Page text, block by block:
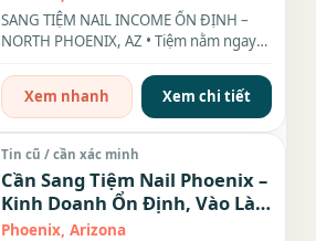
SANG TIỆM NAIL INCOME ỔN ĐỊNH –
NORTH PHOENIX, AZ • Tiệm nằm ngay
Xem nhanh
Xem chi tiết
Tin cũ / cần xác minh
Cần Sang Tiệm Nail Phoenix –
Kinh Doanh Ổn Định, Vào Là
Làm
Phoenix, Arizona